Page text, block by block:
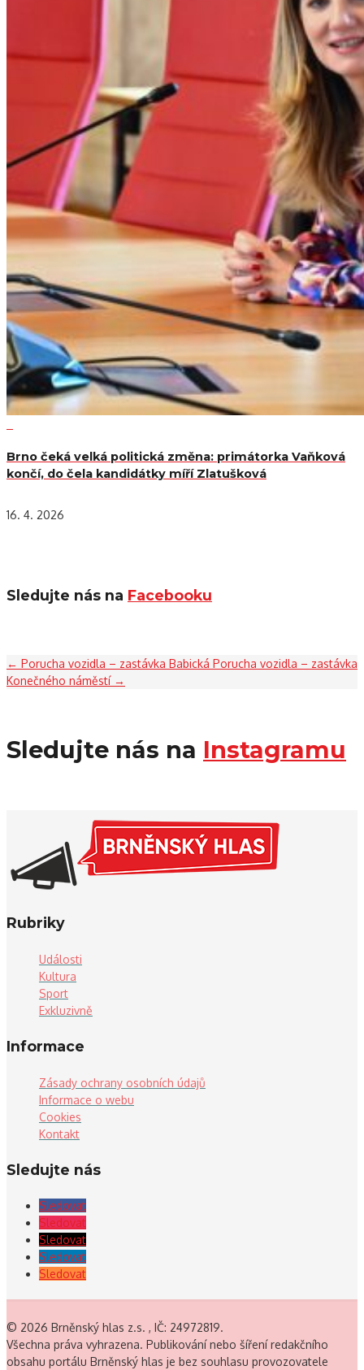
Brno čeká velká politická změna: primátorka Vaňková
končí, do čela kandidátky míří Zlatušková
16. 4. 2026
Sledujte nás na Facebooku
← Porucha vozidla – zastávka Babická Porucha vozidla – zastávka
Konečného náměstí→
Sledujte nás na Instagramu
Rubriky
Události
Kultura
Sport
Exkluzivně
Informace
Zásady ochrany osobních údajů
Informace o webu
Cookies
Kontakt
Sledujte nás
Sledovat
Sledovat
Sledovat
Sledovat
Sledovat
© 2026 Brněnský hlas z.s. , IČ: 24972819.
Všechna práva vyhrazena. Publikování nebo šíření redakčního
obsahu portálu Brněnský hlas je bez souhlasu provozovatele